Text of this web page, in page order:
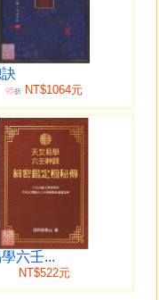
袁樹珊《大六壬探
技術清理版面精
供同道中人參考研
，本書占驗課案多達
筏，夜行之炬
的石印本及其翻印的
95折 NT$1064元
六壬...
NT$522元